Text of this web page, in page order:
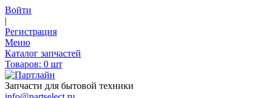
Войти
|
Регистрация
Меню
Каталог запчастей
Товаров: 0 шт
Запчасти для бытовой техники